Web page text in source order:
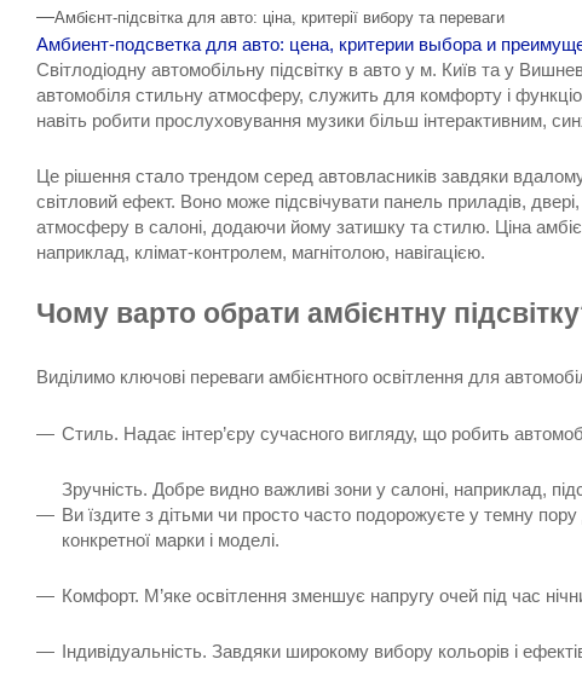
—Амбієнт-підсвітка для авто: ціна, критерії вибору та переваги
Амбиент-подсветка для авто: цена, критерии выбора и
Світлодіодну автомобільну підсвітку в авто у м. Київ та у
автомобіля стильну атмосферу, служить для комфорту і
навіть робити прослуховування музики більш інтерактивним,
Це рішення стало трендом серед автовласників завдяки
світловий ефект. Воно може підсвічувати панель приладів,
атмосферу в салоні, додаючи йому затишку та стилю. Ціна
наприклад, клімат-контролем, магнітолою, навігацією.
Чому варто обрати амбієнтну
Виділимо ключові переваги амбієнтного освітлення для
Стиль. Надає інтер’єру сучасного вигляду, що робить
Зручність. Добре видно важливі зони у салоні, наприклад,
Ви їздите з дітьми чи просто часто подорожуєте у темну
конкретної марки і моделі.
Комфорт. М’яке освітлення зменшує напругу очей під час
Індивідуальність. Завдяки широкому вибору кольорів і